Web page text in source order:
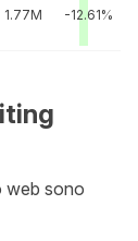
1.77M -12.61%
web sono